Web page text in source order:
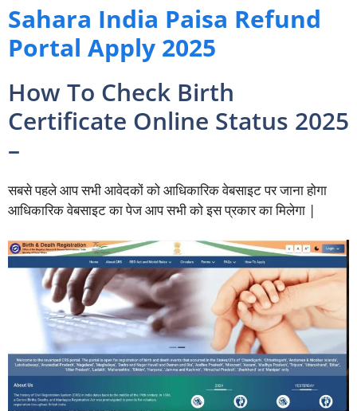
Sahara India Paisa Refund
Portal Apply 2025
How To Check Birth
Certificate Online Status 2025
–
सबसे पहले आप सभी आवेदकों को आधिकारिक वेबसाइट पर जाना होगा
आधिकारिक वेबसाइट का पेज आप सभी को इस प्रकार का मिलेगा |